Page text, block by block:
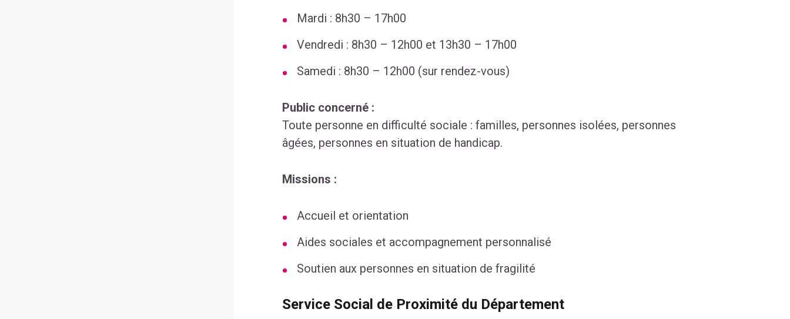
Mardi : 8h30 – 17h00
Vendredi : 8h30 – 12h00 et 13h30 – 17h00
Samedi : 8h30 – 12h00 (sur rendez-vous)
Public concerné :
Toute personne en difficulté sociale : familles, personnes isolées, personnes
âgées, personnes en situation de handicap.
Missions :
Accueil et orientation
Aides sociales et accompagnement personnalisé
Soutien aux personnes en situation de fragilité
Service Social de Proximité du Département